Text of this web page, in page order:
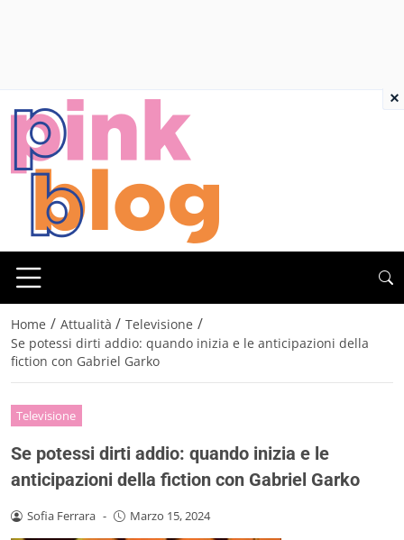
Home / Attualità / Televisione /
Se potessi dirti addio: quando inizia e le anticipazioni della
fiction con Gabriel Garko
Televisione
Se potessi dirti addio: quando inizia e le
anticipazioni della fiction con Gabriel Garko
Sofia Ferrara - Marzo 15, 2024
×